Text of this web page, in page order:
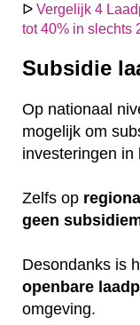
ᐅ Vergelijk 4
tot 40% in slechts
Subsidie
Op nationaal
mogelijk om
investeringen in
Zelfs op
geen
Desondanks is
openbare
omgeving.